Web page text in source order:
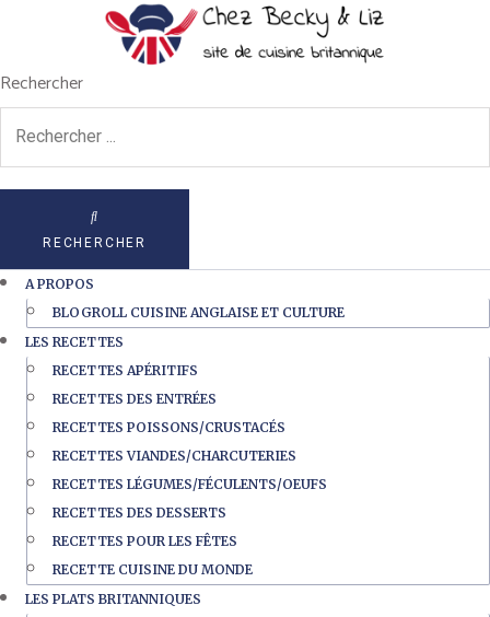
Rechercher
RECHERCHER
A PROPOS
BLOGROLL CUISINE ANGLAISE ET CULTURE
LES RECETTES
RECETTES APÉRITIFS
RECETTES DES ENTRÉES
RECETTES POISSONS/CRUSTACÉS
RECETTES VIANDES/CHARCUTERIES
RECETTES LÉGUMES/FÉCULENTS/OEUFS
RECETTES DES DESSERTS
RECETTES POUR LES FÊTES
RECETTE CUISINE DU MONDE
LES PLATS BRITANNIQUES